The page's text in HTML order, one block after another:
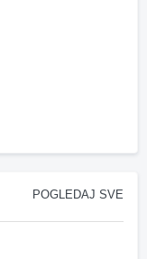
POGLEDAJ SVE